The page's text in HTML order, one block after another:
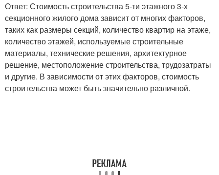
Ответ: Стоимость строительства 5-ти этажного 3-х
секционного жилого дома зависит от многих факторов,
таких как размеры секций, количество квартир на этаже,
количество этажей, используемые строительные
материалы, технические решения, архитектурное
решение, местоположение строительства, трудозатраты
и другие. В зависимости от этих факторов, стоимость
строительства может быть значительно различной.